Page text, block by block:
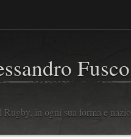
Fusco
Rugby, in ogni sua forma e